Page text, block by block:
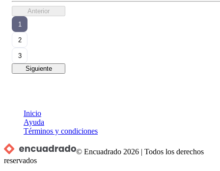
Anterior
1
2
3
Siguiente
Inicio
Ayuda
Términos y condiciones
© Encuadrado 2026 |Todos los derechos
reservados